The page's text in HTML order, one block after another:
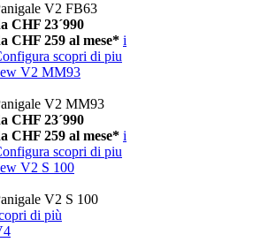
V2 FB63
CHF 23´990
CHF 259 al mese* i
scopri di piu
V2 MM93
V2 MM93
CHF 23´990
CHF 259 al mese* i
scopri di piu
V2 S 100
V2 S 100
di più